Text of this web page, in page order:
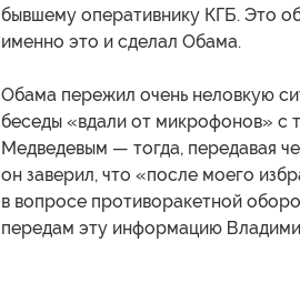
бывшему оперативнику КГБ. Это
именно это и сделал Обама.
Обама пережил очень неловкую
беседы «вдали от микрофонов» с
Медведевым — тогда, передавая
он заверил, что «после моего
в вопросе противоракетной
передам эту информацию